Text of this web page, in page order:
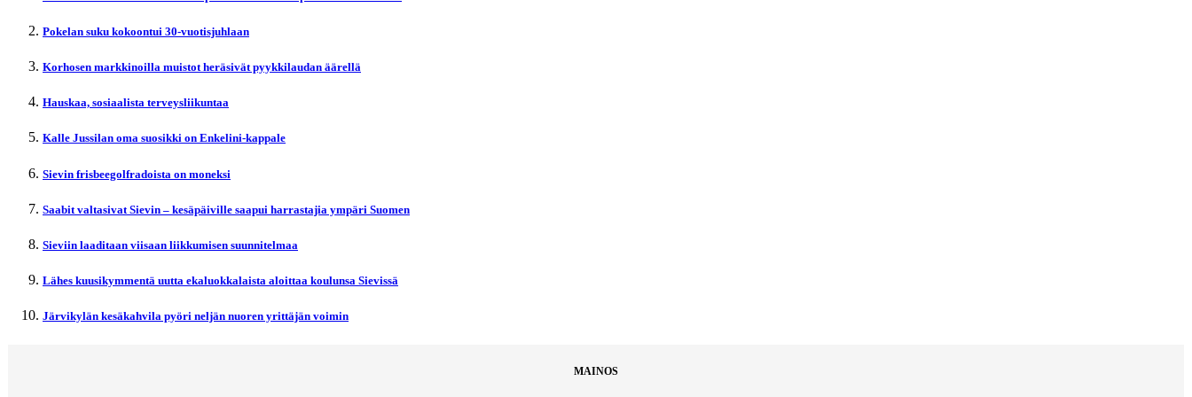
Pokelan suku kokoontui 30-vuotisjuhlaan
Korhosen markkinoilla muistot heräsivät pyykkilaudan äärellä
Hauskaa, sosiaalista terveysliikuntaa
Kalle Jussilan oma suosikki on Enkelini-kappale
Sievin frisbeegolfradoista on moneksi
Saabit valtasivat Sievin – kesäpäiville saapui harrastajia ympäri Suomen
Sieviin laaditaan viisaan liikkumisen suunnitelmaa
Lähes kuusikymmentä uutta ekaluokkalaista aloittaa koulunsa Sievissä
Järvikylän kesäkahvila pyöri neljän nuoren yrittäjän voimin
MAINOS